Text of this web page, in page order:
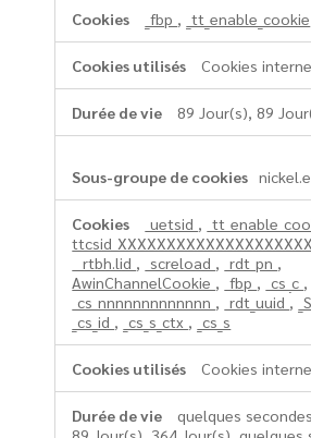
_fbp , _tt_enable_cookie
Cookies
89 Jour(s), 89
_uetsid ,
__rtbh.lid , _screload , _rdt_pn ,
AwinChannelCookie , _fbp , _cs_c ,
_cs_nnnnnnnnnnnnn , _rdt_uuid ,
_cs_id , _cs_s_ctx , _cs_s
Cookies
quelques